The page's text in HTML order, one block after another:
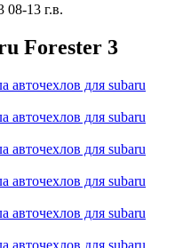
08-13 г.в.
Forester 3